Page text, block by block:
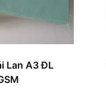
Lan A3 ĐL